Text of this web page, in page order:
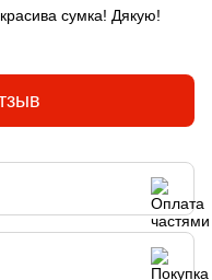
сумка! Дякую!